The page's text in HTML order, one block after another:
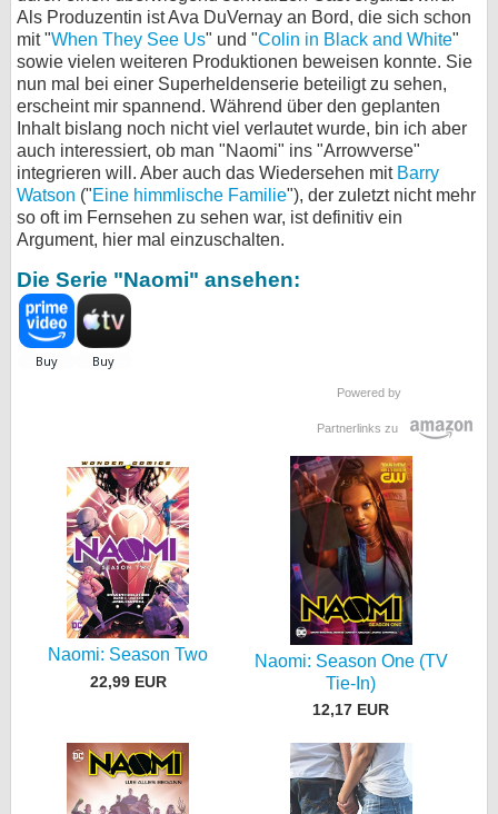
Als Produzentin ist Ava DuVernay an Bord, die sich schon
mit "When They See Us" und "Colin in Black and White"
sowie vielen weiteren Produktionen beweisen konnte. Sie
nun mal bei einer Superheldenserie beteiligt zu sehen,
erscheint mir spannend. Während über den geplanten
Inhalt bislang noch nicht viel verlautet wurde, bin ich aber
auch interessiert, ob man "Naomi" ins "Arrowverse"
integrieren will. Aber auch das Wiedersehen mit Barry
Watson ("Eine himmlische Familie"), der zuletzt nicht mehr
so oft im Fernsehen zu sehen war, ist definitiv ein
Argument, hier mal einzuschalten.
Die Serie "Naomi" ansehen:
Powered by
Partnerlinks zu
Naomi: Season Two
22,99 EUR
Naomi: Season One (TV
Tie-In)
12,17 EUR